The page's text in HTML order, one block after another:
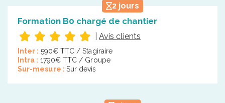
2 jours
Formation B0 chargé de chantier
Avis clients
Inter : 590€ TTC / Stagiraire
Intra : 1790€ TTC / Groupe
Sur-mesure : Sur devis